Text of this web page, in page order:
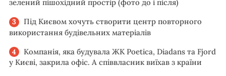
зелений пішохідний простір (фото до і після)
Під Києвом хочуть створити центр повторного
використання будівельних матеріалів
Компанія, яка будувала ЖК Poetica, Diadans та Fjord
у Києві, закрила офіс. А співвласник виїхав з країни